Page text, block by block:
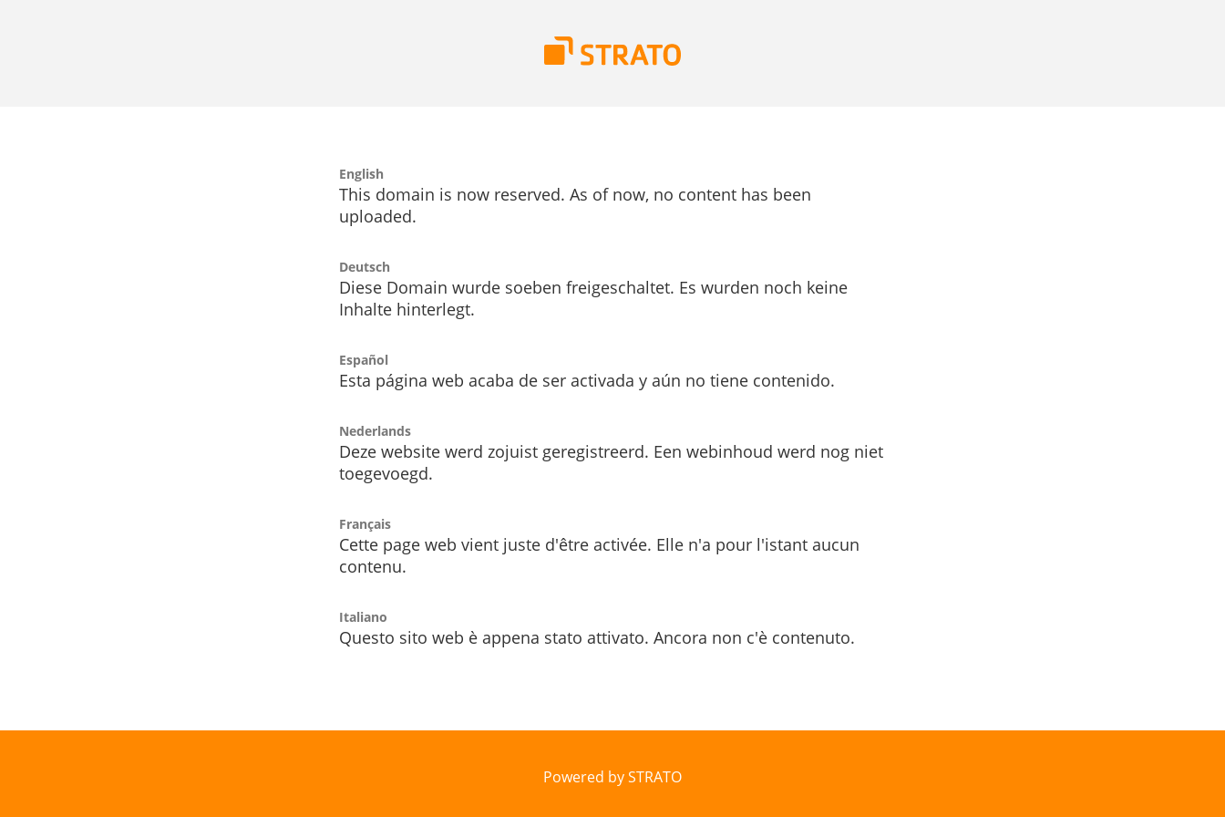
English
This domain is now reserved. As of now, no content has been
uploaded.
Deutsch
Diese Domain wurde soeben freigeschaltet. Es wurden noch keine
Inhalte hinterlegt.
Español
Esta página web acaba de ser activada y aún no tiene contenido.
Nederlands
Deze website werd zojuist geregistreerd. Een webinhoud werd nog niet
toegevoegd.
Français
Cette page web vient juste d'être activée. Elle n'a pour l'istant aucun
contenu.
Italiano
Questo sito web è appena stato attivato. Ancora non c'è contenuto.
Powered by STRATO